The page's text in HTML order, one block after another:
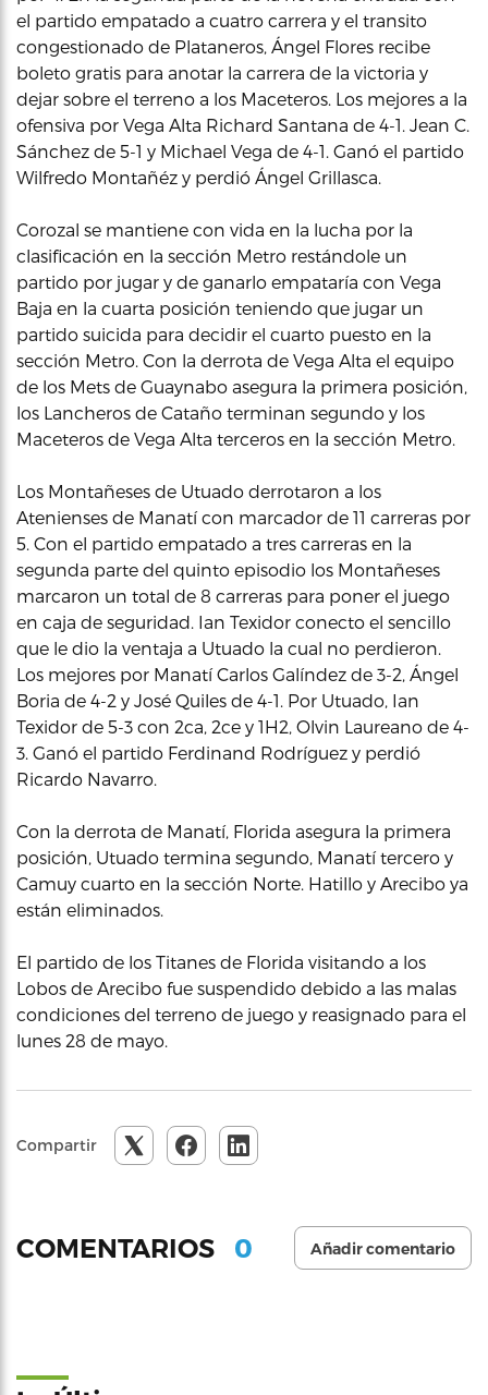
el partido empatado a cuatro carrera y el transito
congestionado de Plataneros, Ángel Flores recibe
boleto gratis para anotar la carrera de la victoria y
dejar sobre el terreno a los Maceteros. Los mejores a la
ofensiva por Vega Alta Richard Santana de 4-1. Jean C.
Sánchez de 5-1 y Michael Vega de 4-1. Ganó el partido
Wilfredo Montañéz y perdió Ángel Grillasca.
Corozal se mantiene con vida en la lucha por la
clasificación en la sección Metro restándole un
partido por jugar y de ganarlo empataría con Vega
Baja en la cuarta posición teniendo que jugar un
partido suicida para decidir el cuarto puesto en la
sección Metro. Con la derrota de Vega Alta el equipo
de los Mets de Guaynabo asegura la primera posición,
los Lancheros de Cataño terminan segundo y los
Maceteros de Vega Alta terceros en la sección Metro.
Los Montañeses de Utuado derrotaron a los
Atenienses de Manatí con marcador de 11 carreras por
5. Con el partido empatado a tres carreras en la
segunda parte del quinto episodio los Montañeses
marcaron un total de 8 carreras para poner el juego
en caja de seguridad. Ian Texidor conecto el sencillo
que le dio la ventaja a Utuado la cual no perdieron.
Los mejores por Manatí Carlos Galíndez de 3-2, Ángel
Boria de 4-2 y José Quiles de 4-1. Por Utuado, Ian
Texidor de 5-3 con 2ca, 2ce y 1H2, Olvin Laureano de 4-
3. Ganó el partido Ferdinand Rodríguez y perdió
Ricardo Navarro.
Con la derrota de Manatí, Florida asegura la primera
posición, Utuado termina segundo, Manatí tercero y
Camuy cuarto en la sección Norte. Hatillo y Arecibo ya
están eliminados.
El partido de los Titanes de Florida visitando a los
Lobos de Arecibo fue suspendido debido a las malas
condiciones del terreno de juego y reasignado para el
lunes 28 de mayo.
Compartir
COMENTARIOS 0 Añadir comentario